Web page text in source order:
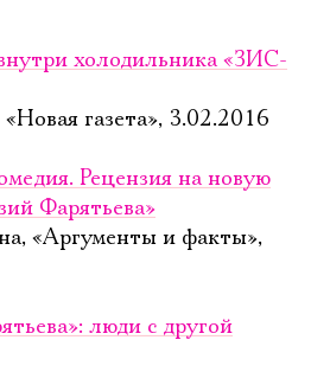
холодильника «ЗИС-
газета», 3.02.2016
Рецензия на новую
Фарятьева»
«Аргументы и факты»,
люди с другой